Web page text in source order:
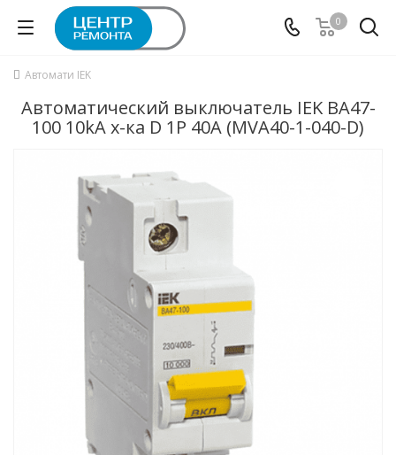
0
Автомати IEK
Автоматический выключатель IEK ВА47-
100 10kA х-ка D 1P 40А (MVA40-1-040-D)